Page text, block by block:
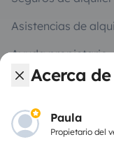
Acerca
Paula
Propietario del
Asistencias de
Ayuda propietario
Medios de pago